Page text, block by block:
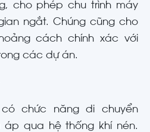
cho phép chu trình máy
ngắt. Chúng cũng cho
cách chính xác với
các dự án.
chức năng di chuyển
áp qua hệ thống khí nén.